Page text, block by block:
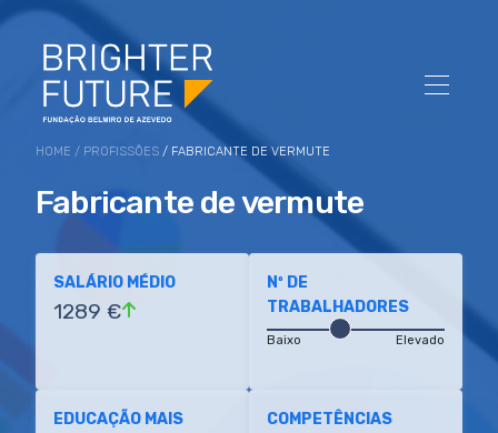
HOME / PROFISSÕES / FABRICANTE DE VERMUTE
Fabricante de vermute
SALÁRIO MÉDIO
1289 €
Nº DE
TRABALHADORES
Baixo Elevado
EDUCAÇÃO MAIS
COMPETÊNCIAS